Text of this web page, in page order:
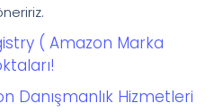
( Amazon Marka
Danışmanlık Hizmetleri